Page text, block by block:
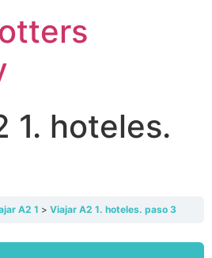
1. hoteles.
A2 1 Viajar A2 1. hoteles. paso 3